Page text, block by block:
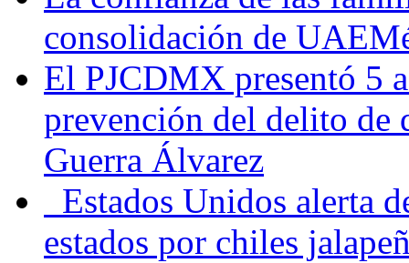
consolidación de
El PJCDMX presentó 5
prevención del delito de
Guerra Álvarez
Estados Unidos alerta
estados por chiles